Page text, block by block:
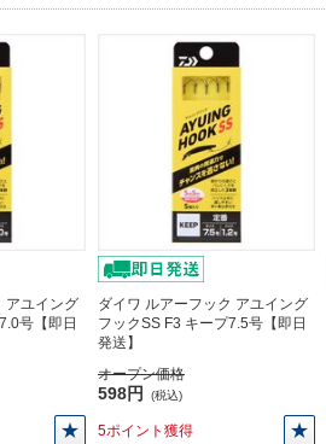
アユイング
号【即日
ダイワ ルアーフック アユイング
フックSS F3 キープ7.5号【即日
発送】
オープン価格
598円 (税込)
5ポイント獲得